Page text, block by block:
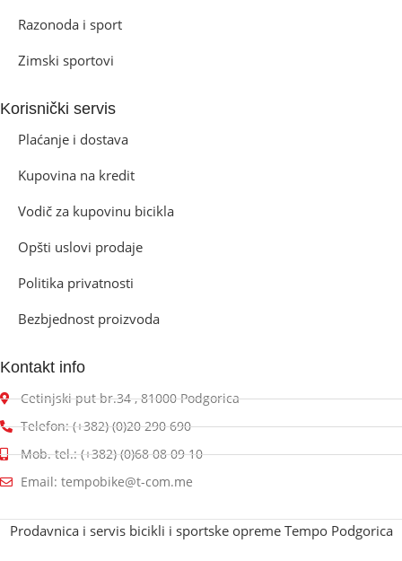
Razonoda i sport
Zimski sportovi
Korisnički servis
Plaćanje i dostava
Kupovina na kredit
Vodič za kupovinu bicikla
Opšti uslovi prodaje
Politika privatnosti
Bezbjednost proizvoda
Kontakt info
Cetinjski put br.34 , 81000 Podgorica
Telefon: (+382) (0)20 290 690
Mob. tel.: (+382) (0)68 08 09 10
Email: tempobike@t-com.me
Prodavnica i servis bicikli i sportske opreme Tempo Podgorica